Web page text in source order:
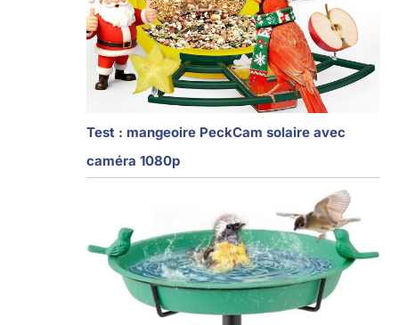
Test : mangeoire PeckCam solaire avec
caméra 1080p